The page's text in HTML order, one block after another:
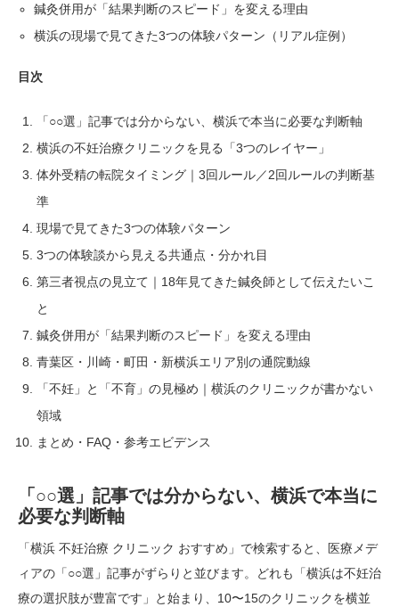
鍼灸併用が「結果判断のスピード」を変える理由
横浜の現場で見てきた3つの体験パターン（リアル症例）
目次
「○○選」記事では分からない、横浜で本当に必要な判断軸
横浜の不妊治療クリニックを見る「3つのレイヤー」
体外受精の転院タイミング｜3回ルール／2回ルールの判断基
準
現場で見てきた3つの体験パターン
3つの体験談から見える共通点・分かれ目
第三者視点の見立て｜18年見てきた鍼灸師として伝えたいこ
と
鍼灸併用が「結果判断のスピード」を変える理由
青葉区・川崎・町田・新横浜エリア別の通院動線
「不妊」と「不育」の見極め｜横浜のクリニックが書かない
領域
まとめ・FAQ・参考エビデンス
「○○選」記事では分からない、横浜で本当に
必要な判断軸
「横浜 不妊治療 クリニック おすすめ」で検索すると、医療メデ
ィアの「○○選」記事がずらりと並びます。どれも「横浜は不妊治
療の選択肢が豊富です」と始まり、10〜15のクリニックを横並